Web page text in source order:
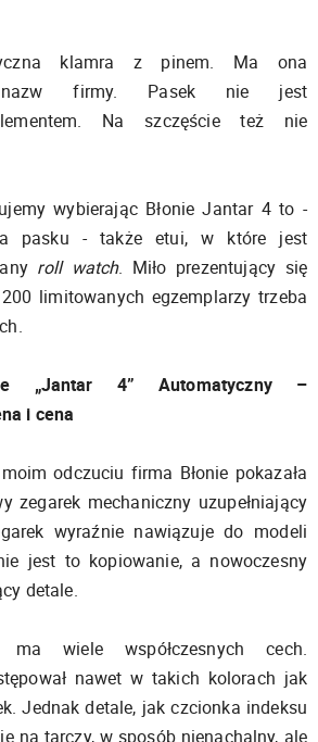
klamra z pinem. Ma ona
nazw firmy. Pasek nie jest
Na szczęście też nie
wybierając Błonie Jantar 4 to -
pasku - także etui, w które jest
roll watch. Miło prezentujący się
limitowanych egzemplarzy trzeba
„Jantar 4” Automatyczny –
i cena
odczuciu firma Błonie pokazała
zegarek mechaniczny uzupełniający
wyraźnie nawiązuje do modeli
jest to kopiowanie, a nowoczesny
detale.
ma wiele współczesnych cech.
nawet w takich kolorach jak
Jednak detale, jak czcionka indeksu
na tarczy, w sposób nienachalny, ale